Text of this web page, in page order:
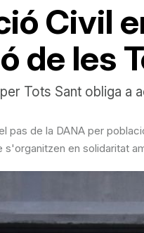
Civil
de les
Tots Sant obliga a
pas de la DANA per
en solidaritat